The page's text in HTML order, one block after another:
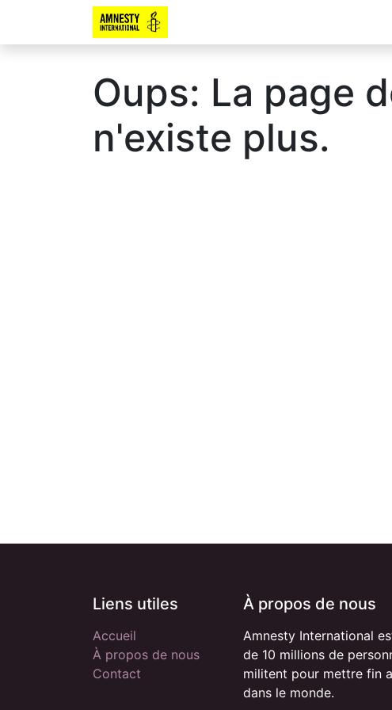
Oups: La page
n'existe plus.
Liens utiles
Accueil
À propos de nous
Contact
À propos de nous
Amnesty International
de 10 millions de
militent pour mettre fin
dans le monde.